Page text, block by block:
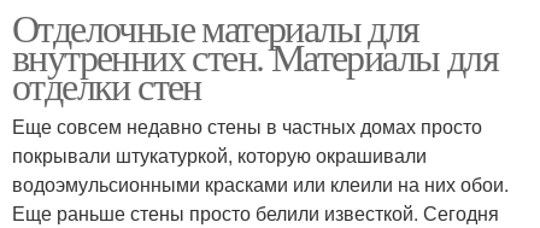
Отделочные материалы для
внутренних стен. Материалы для
отделки стен
Еще совсем недавно стены в частных домах просто
покрывали штукатуркой, которую окрашивали
водоэмульсионными красками или клеили на них обои.
Еще раньше стены просто белили известкой. Сегодня